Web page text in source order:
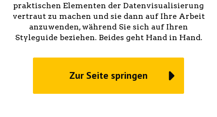
praktischen Elementen der Datenvisualisierung
vertraut zu machen und sie dann auf Ihre Arbeit
anzuwenden, während Sie sich auf Ihren
Styleguide beziehen. Beides geht Hand in Hand.
Zur Seite springen